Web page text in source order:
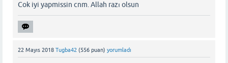
Cok iyi yapmissin cnm. Allah razı olsun
22 Mayıs 2018 Tugba42 (556 puan) yorumladı